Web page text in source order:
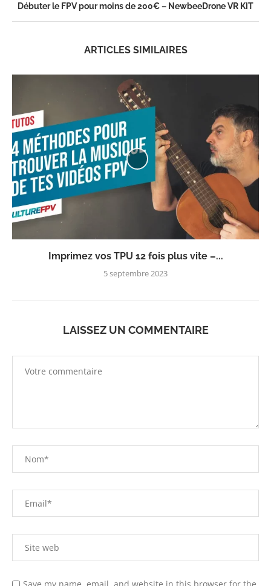
Débuter le FPV pour moins de 200€ – NewbeeDrone VR KIT
ARTICLES SIMILAIRES
Imprimez vos TPU 12 fois plus vite –...
5 septembre 2023
LAISSEZ UN COMMENTAIRE